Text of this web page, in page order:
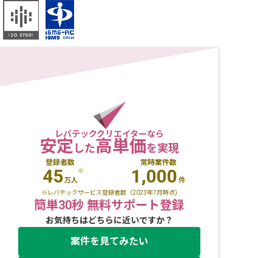
レバテッククリエイターなら
安定した高単価を実現
登録者数
45万人
※
常時案件数
1,000 件
※レバテックサービス登録者数（2023年7月時点)
簡単30秒 無料サポート登録
お気持ちはどちらに近いですか？
案件を見てみたい